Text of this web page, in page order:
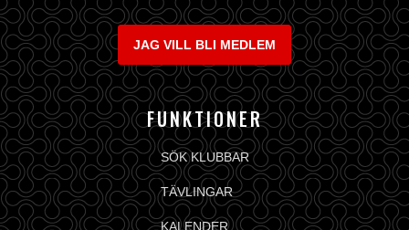
JAG VILL BLI MEDLEM
FUNKTIONER
SÖK KLUBBAR
TÄVLINGAR
KALENDER